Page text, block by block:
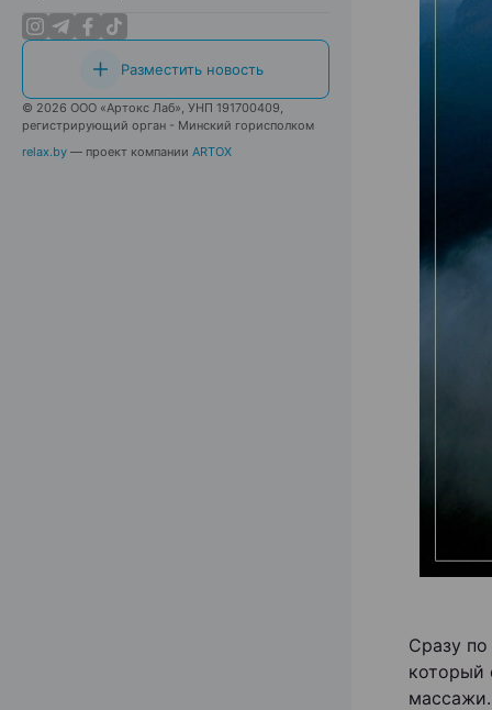
Разместить новость
© 2026 ООО «Артокс Лаб», УНП 191700409,
регистрирующий орган - Минский горисполком
relax.by — проект компании ARTOX
Сразу
который